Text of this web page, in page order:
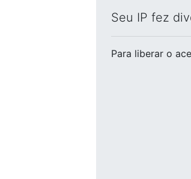
Seu IP fez
Para liberar o